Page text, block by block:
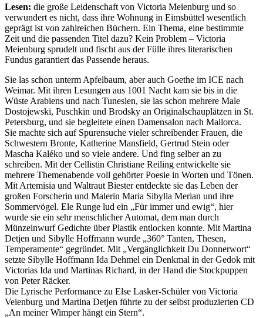
Lesen: die große Leidenschaft von Victoria Meienburg und so
verwundert es nicht, dass ihre Wohnung in Eimsbüttel wesentlich
geprägt ist von zahlreichen Büchern. Ein Thema, eine bestimmte
Zeit und die passenden Titel dazu? Kein Problem – Victoria
Meienburg sprudelt und fischt aus der Fülle ihres literarischen
Fundus garantiert das Passende heraus.
Sie las schon unterm Apfelbaum, aber auch Goethe im ICE nach
Weimar. Mit ihren Lesungen aus 1001 Nacht kam sie bis in die
Wüste Arabiens und nach Tunesien, sie las schon mehrere Male
Dostojewski, Puschkin und Brodsky an Originalschauplätzen in St.
Petersburg, und sie begleitete einen Damensalon nach Mallorca.
Sie machte sich auf Spurensuche vieler schreibender Frauen, die
Schwestern Bronte, Katherine Mansfield, Gertrud Stein oder
Mascha Kaléko und so viele andere. Und fing selber an zu
schreiben. Mit der Cellistin Christiane Reiling entwickelte sie
mehrere Themenabende voll gehörter Poesie in Worten und Tönen.
Mit Artemisia und Waltraut Biester entdeckte sie das Leben der
großen Forscherin und Malerin Maria Sibylla Merian und ihre
Sommervögel. Ele Runge lud ein „Für immer und ewig“, hier
wurde sie ein sehr menschlicher Automat, dem man durch
Münzeinwurf Gedichte über Plastik entlocken konnte. Mit Martina
Detjen und Sibylle Hoffmann wurde „360° Tanten, Thesen,
Temperamente“ gegründet. Mit „Vergänglichkeit Du Donnerwort“
setzte Sibylle Hoffmann Ida Dehmel ein Denkmal in der Gedok mit
Victorias Ida und Martinas Richard, in der Hand die Stockpuppen
von Peter Räcker.
Die Lyrische Performance zu Else Lasker-Schüler von Victoria
Veienburg und Martina Detjen führte zu der selbst produzierten CD
„An meiner Wimper hängt ein Stern“.